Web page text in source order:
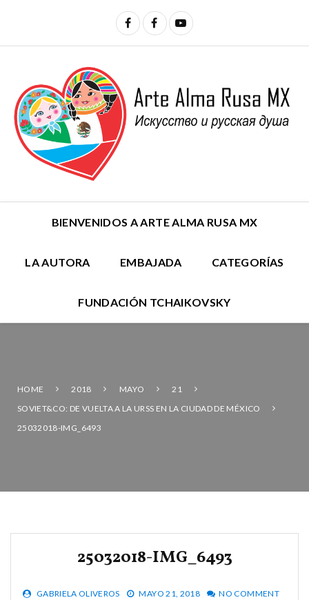
BIENVENIDOS A ARTE ALMA RUSA MX
LA AUTORA EMBAJADA CATEGORÍAS
FUNDACIÓN TCHAIKOVSKY
HOME 2018 MAYO
21
SOVIET&CO: DE VUELTA A LA URSS EN LA CIUDAD DE MÉXICO
25032018-IMG_6493
25032018-IMG_6493
GABRIELA OLIVEROS MAYO 21, 2018 NO COMMENT